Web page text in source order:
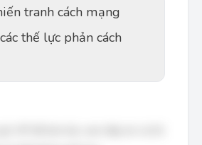
tranh cách mạng
thế lực phản cách